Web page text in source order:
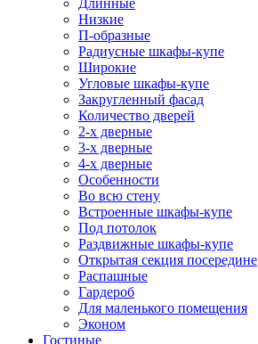
Длинные
Низкие
П-образные
Радиусные шкафы-купе
Широкие
Угловые шкафы-купе
Закругленный фасад
Количество дверей
2-х дверные
3-х дверные
4-х дверные
Особенности
Во всю стену
Встроенные шкафы-купе
Под потолок
Раздвижные шкафы-купе
Открытая секция посередине
Распашные
Гардероб
Для маленького помещения
Эконом
Гостиные